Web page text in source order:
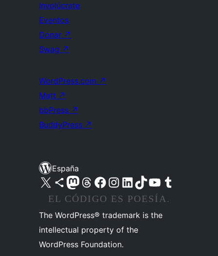
Involúcrate
Eventos
Donar ↗
Swag ↗
WordPress.com ↗
Matt ↗
bbPress ↗
BuddyPress ↗
España
Visita nuestra cuenta de X (anteriormente Twitter)
Visita nuestra cuenta de Bluesky
Visita nuestra cuenta de Mastodon
Visita nuestra cuenta de Threads
Visita nuestra página de Facebook
Visita nuestra cuenta de Instagram
Visita nuestra cuenta de LinkedIn
Visita nuestra cuenta de TikTok
Visita nuestro canal de YouTube
Visita nuestra cuenta de Tumblr
EL CÓDIGO ES POESÍA.
The WordPress® trademark is the
intellectual property of the
WordPress Foundation.